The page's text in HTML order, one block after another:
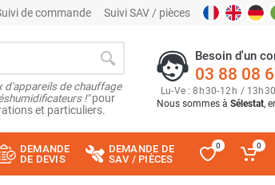
de commande Suivi SAV / pièces
d'appareils de chauffage
!"pour
et particuliers.
Besoin d'un
03 88 08
Lu-Ve : 8h30-12h / 13h30
Nous sommes à Sélestat,
DEMANDE
DE DEVIS
DEMANDE DE
SAV / PIÈCES
0 0